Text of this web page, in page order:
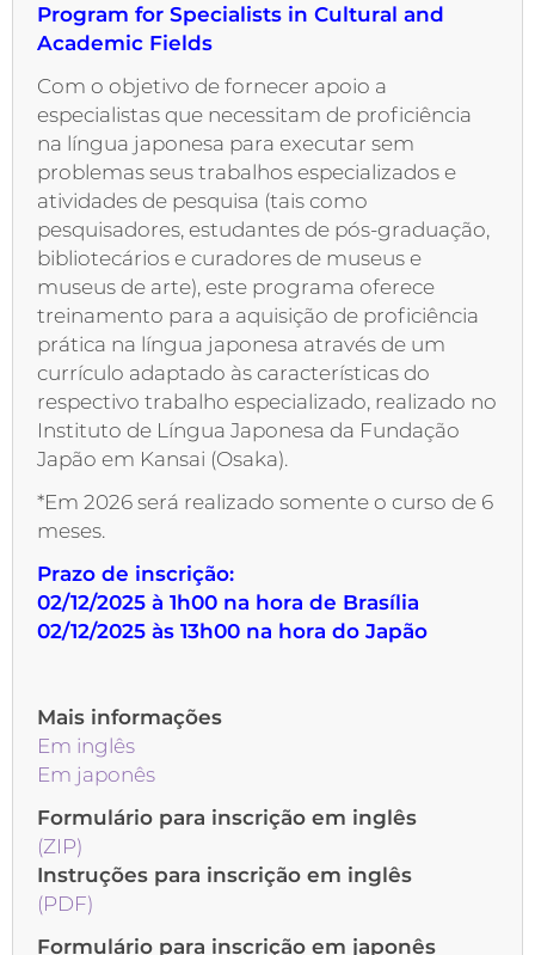
Program for Specialists in Cultural and
Academic Fields
Com o objetivo de fornecer apoio a
especialistas que necessitam de proficiência
na língua japonesa para executar sem
problemas seus trabalhos especializados e
atividades de pesquisa (tais como
pesquisadores, estudantes de pós-graduação,
bibliotecários e curadores de museus e
museus de arte), este programa oferece
treinamento para a aquisição de proficiência
prática na língua japonesa através de um
currículo adaptado às características do
respectivo trabalho especializado, realizado no
Instituto de Língua Japonesa da Fundação
Japão em Kansai (Osaka).
*Em 2026 será realizado somente o curso de 6
meses.
Prazo de inscrição:
02/12/2025 à 1h00 na hora de Brasília
02/12/2025 às 13h00 na hora do Japão
Mais informações
Em inglês
Em japonês
Formulário para inscrição em inglês
(ZIP)
Instruções para inscrição em inglês
(PDF)
Formulário para inscrição em japonês